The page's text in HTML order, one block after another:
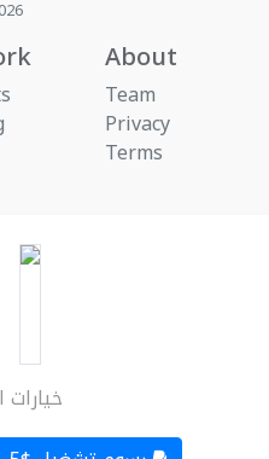
About
Team
Privacy
Terms